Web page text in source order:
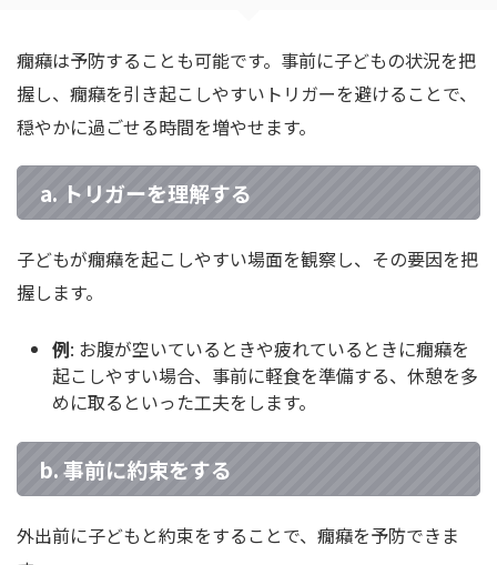
癇癪は予防することも可能です。事前に子どもの状況を把
握し、癇癪を引き起こしやすいトリガーを避けることで、
穏やかに過ごせる時間を増やせます。
a. トリガーを理解する
子どもが癇癪を起こしやすい場面を観察し、その要因を把
握します。
例: お腹が空いているときや疲れているときに癇癪を
起こしやすい場合、事前に軽食を準備する、休憩を多
めに取るといった工夫をします。
b. 事前に約束をする
外出前に子どもと約束をすることで、癇癪を予防できま